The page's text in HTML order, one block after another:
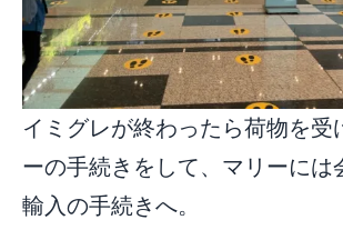
イミグレが終わったら荷物を受
ーの手続きをして、マリーには
輸入の手続きへ。